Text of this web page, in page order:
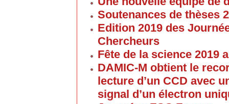
Soutenances de thèses
Edition 2019 des
Chercheurs
Fête de la science 2019
DAMIC-M obtient le
lecture d’un CCD avec
signal d’un électron